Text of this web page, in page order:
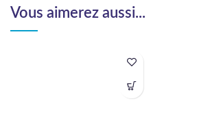
Vous aimerez aussi...